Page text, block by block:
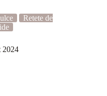
Retete de
2024